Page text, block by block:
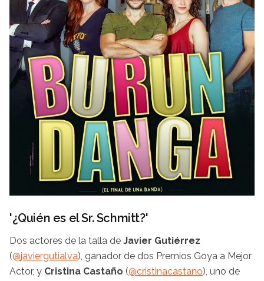
'¿Quién es el Sr. Schmitt?'
Dos actores de la talla de Javier Gutiérrez
(@javiergutialva), ganador de dos Premios Goya a Mejor
Actor, y Cristina Castaño (@cristinacastano), uno de